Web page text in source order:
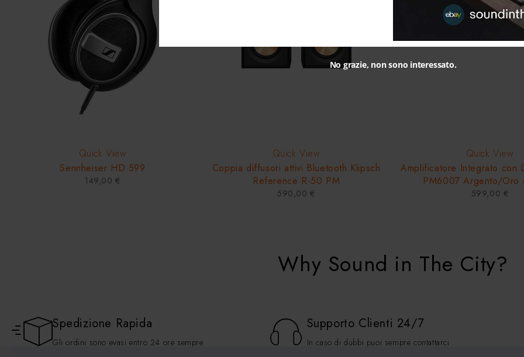
Quick View
Sennheiser HD 599
149,00€
Quick View
Coppia diffusori attivi Bluetooth Klipsch
Reference R-50 PM
590,00€
Quick View
Amplificatore Integrato con
PM6007 Argento/Oro
599,00 €
Why Sound in The City?
Spedizione Rapida
Gli ordini sono evasi entro 24 ore sempre
Supporto Clienti 24/7
In caso di dubbi puoi sempre contattarci
No grazie, non sono interessato.